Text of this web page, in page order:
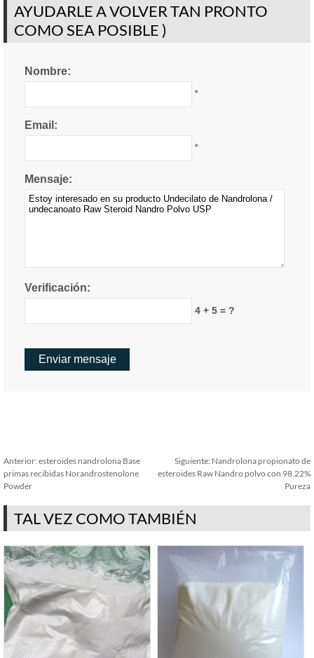
AYUDARLE A VOLVER TAN PRONTO
COMO SEA POSIBLE )
Nombre:
*
Email:
*
Mensaje:
Verificación:
4 + 5 = ?
Anterior: esteroides nandrolona Base
primas recibidas Norandrostenolone
Powder
Siguiente: Nandrolona propionato de
esteroides Raw Nandro polvo con 98.22%
Pureza
TAL VEZ COMO TAMBIÉN